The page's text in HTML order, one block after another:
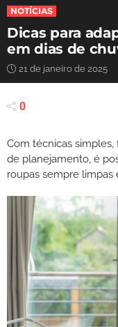
NOTÍCIAS
Dicas para
em dias de
21 de janeiro de 2025
0
Com técnicas
de planejamento, é
roupas sempre limpas